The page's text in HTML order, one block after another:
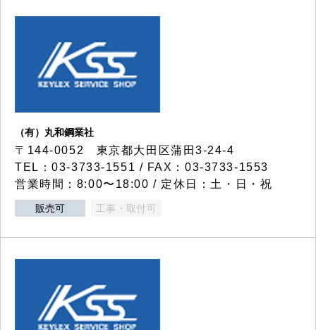
（有）丸和鋼業社
〒144-0052 東京都大田区蒲田3-24-4
TEL：03-3733-1551 / FAX：03-3733-1553
営業時間：8:00〜18:00 / 定休日：土・日・祝
販売可 工事・取付可